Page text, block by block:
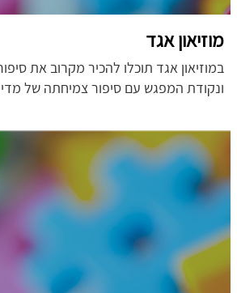
מוזיאון אגד
במוזיאון אגד תוכלו להכיר מקרוב את
ונקודת המפגש עם סיפור צמיחתה של